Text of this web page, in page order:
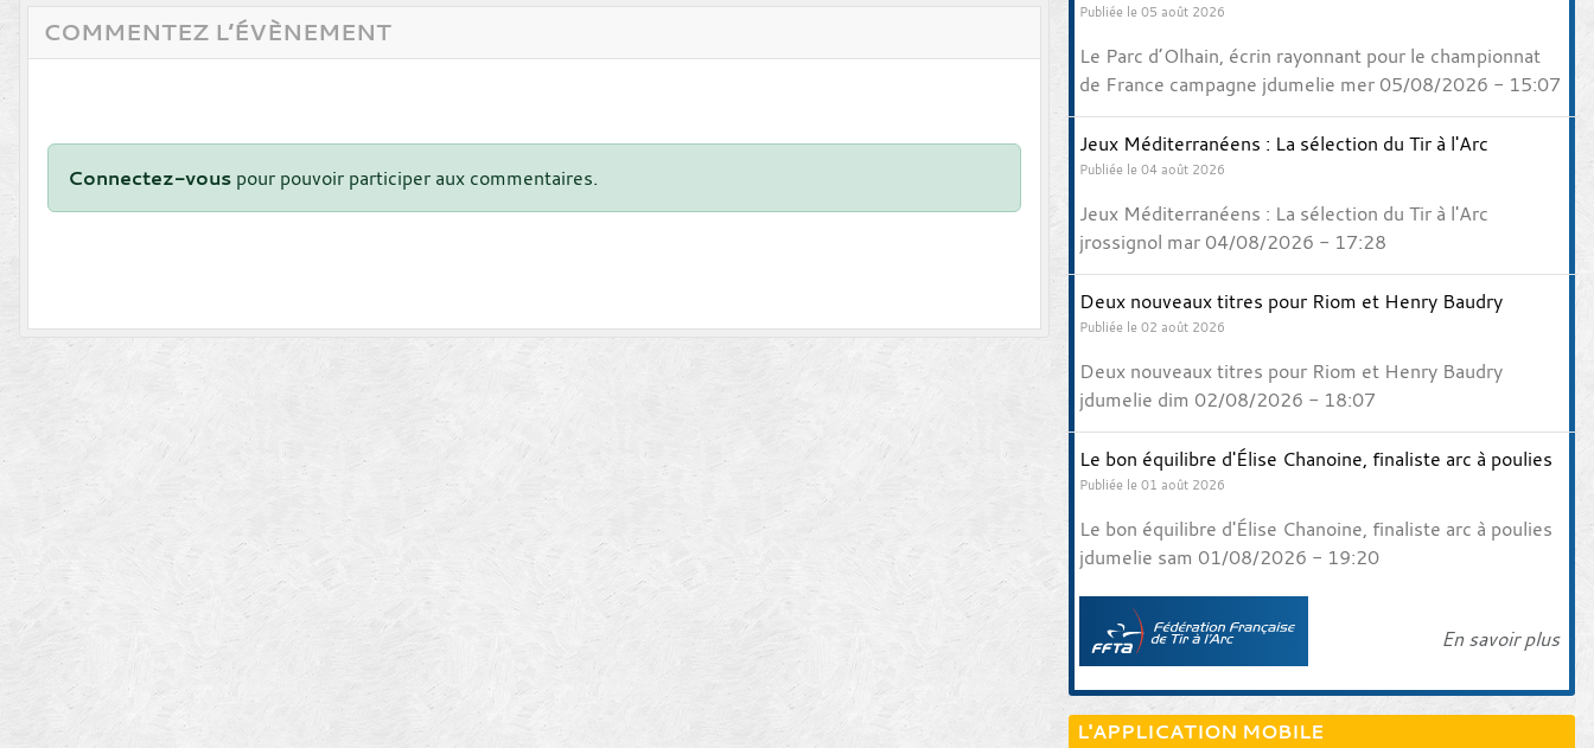
COMMENTEZ L’ÉVÈNEMENT
Connectez-vous pour pouvoir participer aux commentaires.
Publiée le 05 août 2026
Le Parc d’Olhain, écrin rayonnant pour le championnat
de France campagne jdumelie mer 05/08/2026 - 15:07
Jeux Méditerranéens : La sélection du Tir à l'Arc
Publiée le 04 août 2026
Jeux Méditerranéens : La sélection du Tir à l'Arc
jrossignol mar 04/08/2026 - 17:28
Deux nouveaux titres pour Riom et Henry Baudry
Publiée le 02 août 2026
Deux nouveaux titres pour Riom et Henry Baudry
jdumelie dim 02/08/2026 - 18:07
Le bon équilibre d'Élise Chanoine, finaliste arc à poulies
Publiée le 01 août 2026
Le bon équilibre d'Élise Chanoine, finaliste arc à poulies
jdumelie sam 01/08/2026 - 19:20
En savoir plus
L'APPLICATION MOBILE